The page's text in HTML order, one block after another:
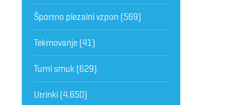
Športno plezalni vzpon (569)
Tekmovanje(41)
Turni smuk(629)
Utrinki(4.650)